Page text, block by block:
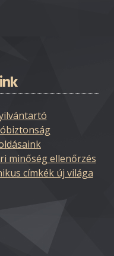
minőség ellenőrzés
címkék új világa